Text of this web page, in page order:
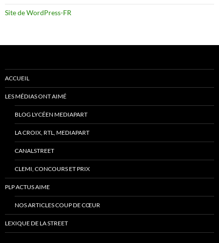
Site de WordPress-FR
ACCUEIL
LES MÉDIAS ONT AIMÉ
BLOG LYCÉEN MEDIAPART
LA CROIX, RTL, MEDIAPART
CANALSTREET
CLEMI, CONCOURS ET PRIX
PLP ACTUS AIME
NOS ARTICLES COUP DE CŒUR
LEXIQUE DE LA STREET